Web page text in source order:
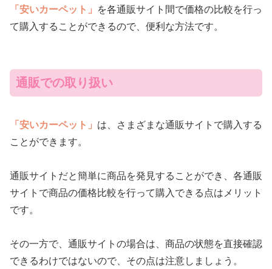
「安いカーペット」
を各通販サイト間で価格の比較を行っ
て購入することができるので、便利な方法です。
通販での取り扱い
「安いカーペット」 は、さまざまな通販サイトで購入する
ことができます。
通販サイトだと簡単に商品を発見することができ、各通販
サイトで商品の価格比較を行って購入できる点はメリット
です。
その一方で、通販サイトの場合は、商品の状態を直接確認
できるわけではないので、その点は注意しましょう。